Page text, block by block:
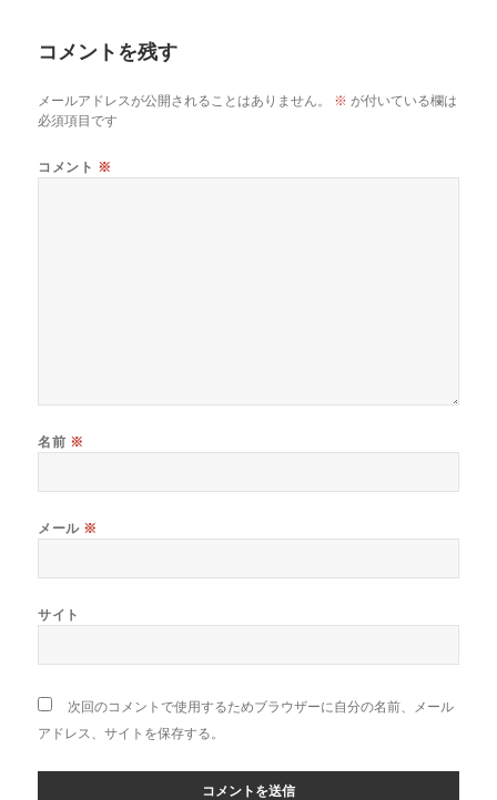
コメントを残す
メールアドレスが公開されることはありません。 ※ が付いている欄は
必須項目です
コメント ※
名前 ※
メール ※
サイト
次回のコメントで使用するためブラウザーに自分の名前、メール
アドレス、サイトを保存する。